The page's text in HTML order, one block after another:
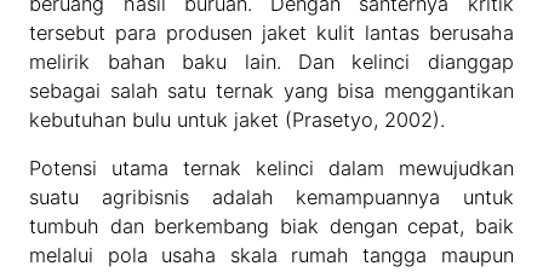
tersebut para produsen jaket kulit lantas berusaha
melirik bahan baku lain. Dan kelinci dianggap
sebagai salah satu ternak yang bisa menggantikan
kebutuhan bulu untuk jaket (Prasetyo, 2002).
Potensi utama ternak kelinci dalam mewujudkan
suatu agribisnis adalah kemampuannya untuk
tumbuh dan berkembang biak dengan cepat, baik
melalui pola usaha skala rumah tangga maupun